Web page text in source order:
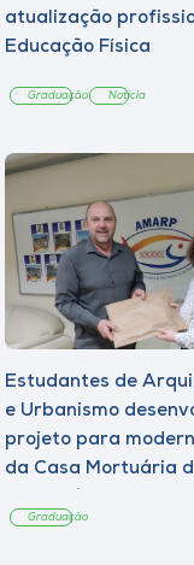
atualização
Educação Física
Graduação Notícia
Estudantes de
e Urbanismo
projeto para
da Casa Mortuária
Graduação